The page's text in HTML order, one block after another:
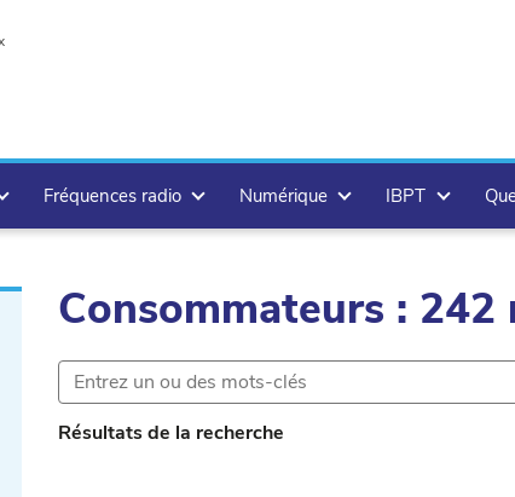
Fréquences radio Numérique IBPT
Consommateurs :
Résultats de la recherche